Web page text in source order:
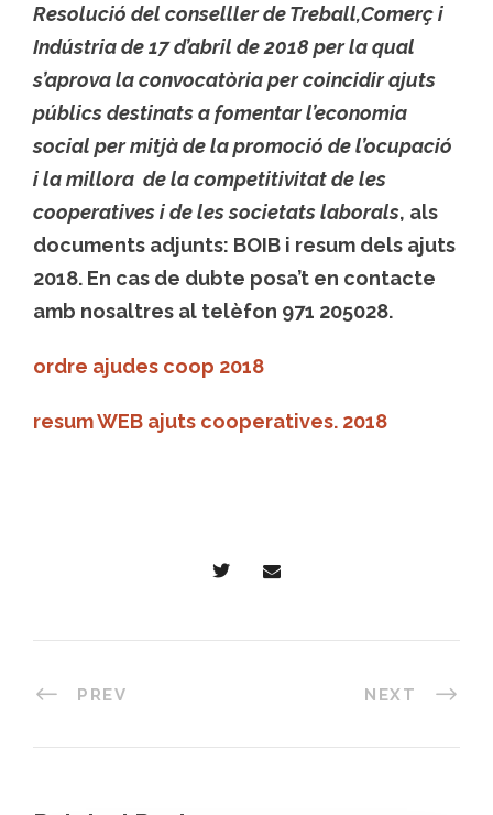
Resolució del conselller de Treball,Comerç i
Indústria de 17 d’abril de 2018 per la qual
s’aprova la convocatòria per coincidir ajuts
públics destinats a fomentar l’economia
social per mitjà de la promoció de l’ocupació
i la millora de la competitivitat de les
cooperatives i de les societats laborals, als
documents adjunts: BOIB i resum dels ajuts
2018. En cas de dubte posa’t en contacte
amb nosaltres al telèfon 971 205028.
ordre ajudes coop 2018
resum WEB ajuts cooperatives. 2018
PREV NEXT